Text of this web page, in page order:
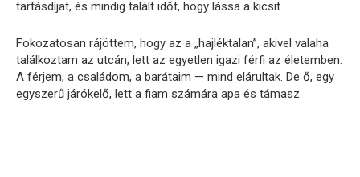
tartásdíjat, és mindig talált időt, hogy lássa a kicsit.
Fokozatosan rájöttem, hogy az a „hajléktalan”, akivel valaha
találkoztam az utcán, lett az egyetlen igazi férfi az életemben.
A férjem, a családom, a barátaim — mind elárultak. De ő, egy
egyszerű járókelő, lett a fiam számára apa és támasz.